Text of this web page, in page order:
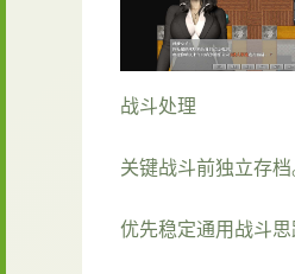
战斗处理
关键战斗前独立存档
优先稳定通用战斗思